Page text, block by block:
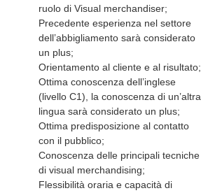
ruolo di Visual merchandiser;
Precedente esperienza nel settore
dell’abbigliamento sarà considerato
un plus;
Orientamento al cliente e al risultato;
Ottima conoscenza dell’inglese
(livello C1), la conoscenza di un’altra
lingua sarà considerato un plus;
Ottima predisposizione al contatto
con il pubblico;
Conoscenza delle principali tecniche
di visual merchandising;
Flessibilità oraria e capacità di